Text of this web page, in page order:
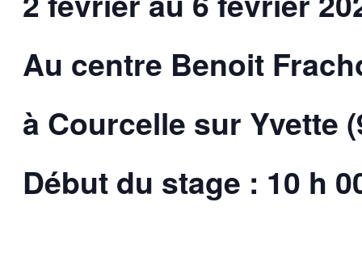
Au centre Benoit
à Courcelle sur Yvette
Début du stage : 10 h 0